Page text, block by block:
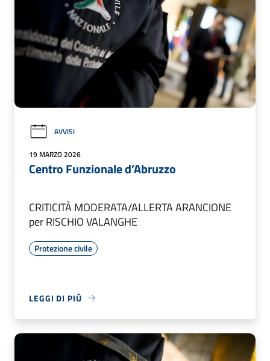
AVVISI
19 MARZO 2026
Centro Funzionale d’Abruzzo
CRITICITÀ MODERATA/ALLERTA ARANCIONE
per RISCHIO VALANGHE
Protezione civile
LEGGI DI PIÙ